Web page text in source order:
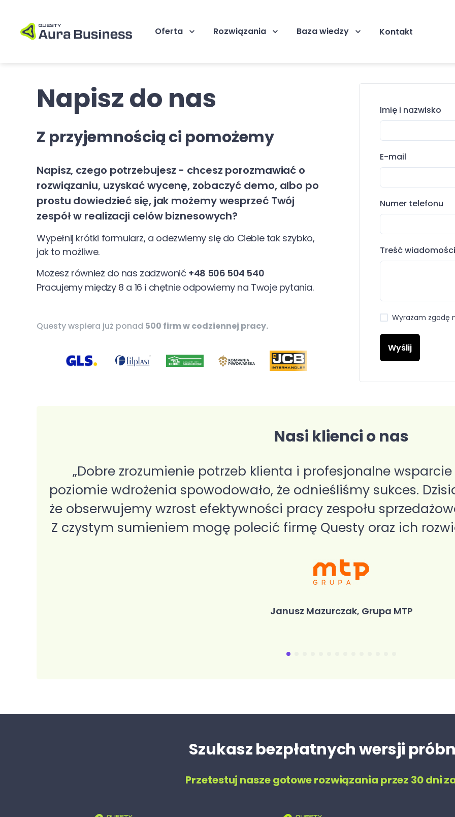
Oferta Rozwiązania Baza wiedzy Kontakt
Napisz do nas
Z przyjemnością ci pomożemy
Napisz, czego potrzebujesz - chcesz porozmawiać o
rozwiązaniu, uzyskać wycenę, zobaczyć demo, albo po
prostu dowiedzieć się, jak możemy wesprzeć Twój
zespół w realizacji celów biznesowych?
Wypełnij krótki formularz, a odezwiemy się do Ciebie tak szybko,
jak to możliwe.
Możesz również do nas zadzwonić +48 506 504 540
Pracujemy między 8 a 16 i chętnie odpowiemy na Twoje pytania.
Questy wspiera już ponad 500 firm w codziennej pracy.
Imię i nazwisko
E-mail
Numer telefonu
Treść wiadomości
Wyrażam zgodę
Wyślij
Nasi klienci o nas
„Dobre zrozumienie potrzeb klienta i profesjonalne
poziomie wdrożenia spowodowało, że odnieśliśmy sukces.
że obserwujemy wzrost efektywności pracy zespołu
Z czystym sumieniem mogę polecić firmę Questy oraz ich
Janusz Mazurczak, Grupa MTP
Szukasz bezpłatnych wersji
Przetestuj nasze gotowe rozwiązania przez 30 dni